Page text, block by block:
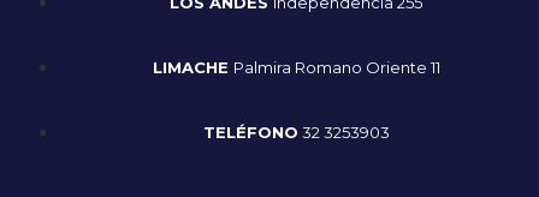
LIMACHE Palmira Romano Oriente 11
TELÉFONO 32 3253903